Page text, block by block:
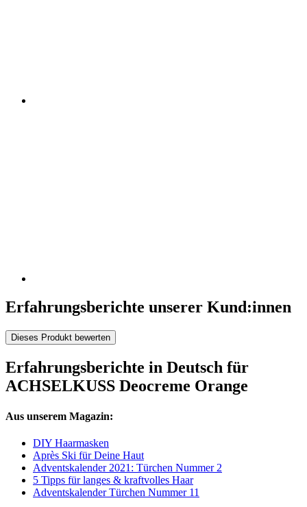
Erfahrungsberichte unserer Kund:innen
Dieses Produkt bewerten
Erfahrungsberichte in Deutsch für
ACHSELKUSS Deocreme Orange
Aus unserem Magazin:
DIY Haarmasken
Après Ski für Deine Haut
Adventskalender 2021: Türchen Nummer 2
5 Tipps für langes & kraftvolles Haar
Adventskalender Türchen Nummer 11